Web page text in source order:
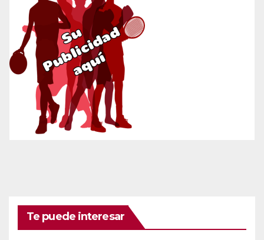
Te puede interesar